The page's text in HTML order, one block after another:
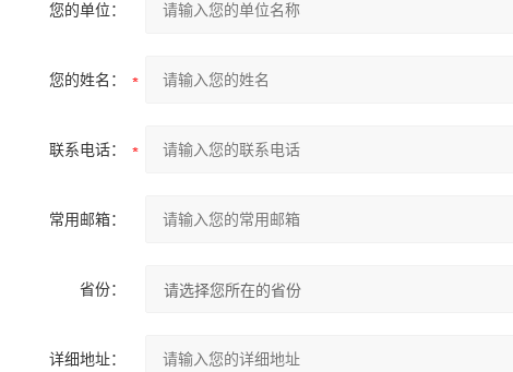
您的单位：
您的姓名：
联系电话：
常用邮箱：
省份：
详细地址：